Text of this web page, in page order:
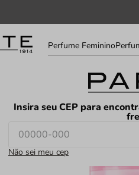
Informe
seu
CEP
Insira seu CEP para
Não sei meu cep
Perfume Feminino